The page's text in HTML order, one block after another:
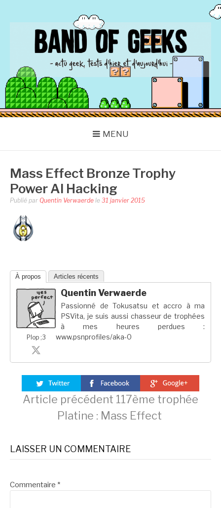
BAND OF GEEKS
Actu Geek d'hier et d'aujourd'hui
MENU
Mass Effect Bronze Trophy
Power AI Hacking
Publié par Quentin Verwaerde le 31 janvier 2015
À propos Articles récents
Plop ;3
Quentin Verwaerde
Passionné de Tokusatsu et accro à ma
PSVita, je suis aussi chasseur de trophées
à mes heures perdues :
www.psnprofiles/aka-0
Lire
la
suite
Article précédent 117ème trophée
Platine : Mass Effect
LAISSER UN COMMENTAIRE
Commentaire *